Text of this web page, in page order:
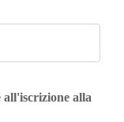
all'iscrizione alla